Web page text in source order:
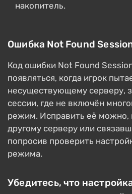
накопитель.
Ошибка Not Found
Код ошибки Not Found
появляться, когда игрок
несуществующему серверу,
сессии, где не включён
режим. Исправить её можно,
другому серверу или
попросив проверить
режима.
Убедитесь, что